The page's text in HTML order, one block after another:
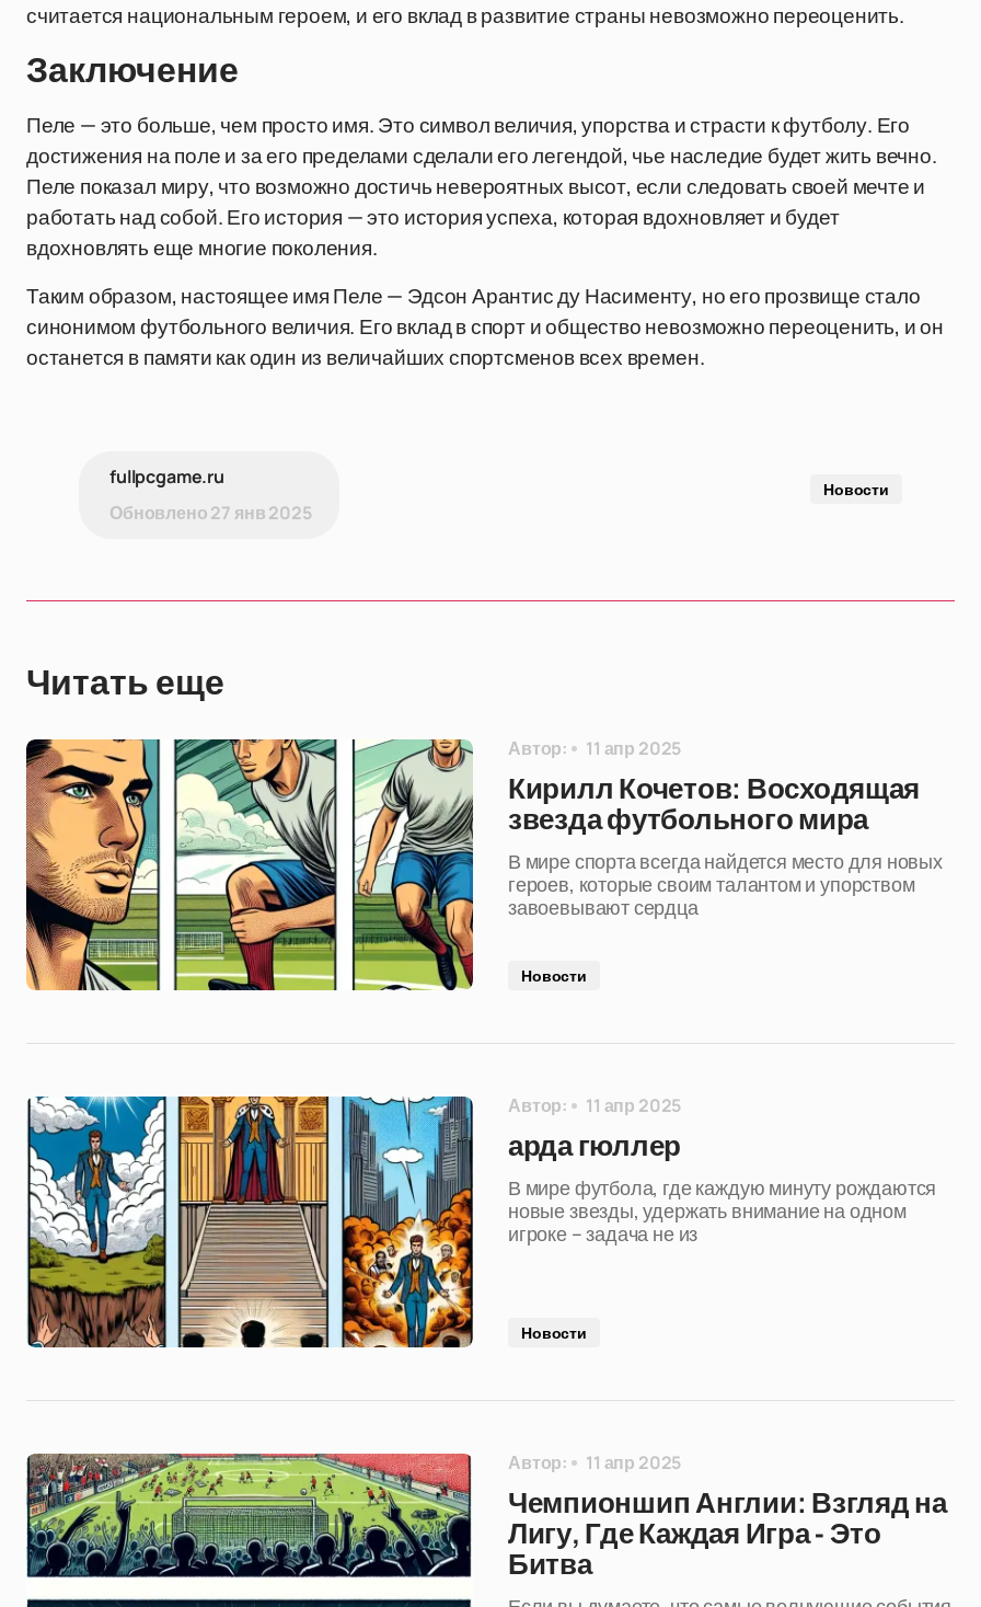
считается национальным героем, и его вклад в развитие страны невозможно переоценить.
Заключение
Пеле — это больше, чем просто имя. Это символ величия, упорства и страсти к футболу. Его
достижения на поле и за его пределами сделали его легендой, чье наследие будет жить вечно.
Пеле показал миру, что возможно достичь невероятных высот, если следовать своей мечте и
работать над собой. Его история — это история успеха, которая вдохновляет и будет
вдохновлять еще многие поколения.
Таким образом, настоящее имя Пеле — Эдсон Арантис ду Насименту, но его прозвище стало
синонимом футбольного величия. Его вклад в спорт и общество невозможно переоценить, и он
останется в памяти как один из величайших спортсменов всех времен.
fullpcgame.ru
Обновлено27 янв 2025
Новости
Читать еще
Автор: 11 апр 2025
Кирилл Кочетов: Восходящая
звезда футбольного мира
В мире спорта всегда найдется место для новых
героев, которые своим талантом и упорством
завоевывают сердца
Новости
Автор: 11 апр 2025
арда гюллер
В мире футбола, где каждую минуту рождаются
новые звезды, удержать внимание на одном
игроке – задача не из
Новости
Автор: 11 апр 2025
Чемпионшип Англии: Взгляд на
Лигу, Где Каждая Игра - Это
Битва